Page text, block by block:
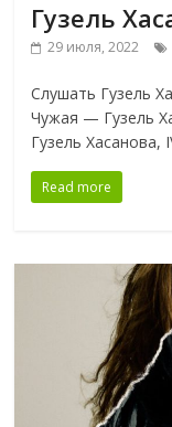
Гузель
29 июля, 2022
Слушать Гузель
Чужая — Гузель
Гузель
Read more